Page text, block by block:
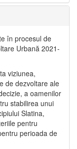
în procesul de
Urbană 2021‐
viziunea,
de dezvoltare ale
a oamenilor
stabilirea unui
Slatina,
pentru
perioada de